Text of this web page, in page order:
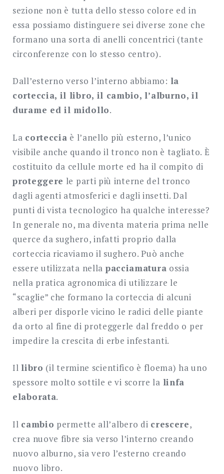
sezione non è tutta dello stesso colore ed in
essa possiamo distinguere sei diverse zone che
formano una sorta di anelli concentrici (tante
circonferenze con lo stesso centro).
Dall’esterno verso l’interno abbiamo: la
corteccia, il libro, il cambio, l’alburno, il
durame ed il midollo.
La corteccia è l’anello più esterno, l’unico
visibile anche quando il tronco non è tagliato. È
costituito da cellule morte ed ha il compito di
proteggere le parti più interne del tronco
dagli agenti atmosferici e dagli insetti. Dal
punti di vista tecnologico ha qualche interesse?
In generale no, ma diventa materia prima nelle
querce da sughero, infatti proprio dalla
corteccia ricaviamo il sughero. Può anche
essere utilizzata nella pacciamatura ossia
nella pratica agronomica di utilizzare le
“scaglie” che formano la corteccia di alcuni
alberi per disporle vicino le radici delle piante
da orto al fine di proteggerle dal freddo o per
impedire la crescita di erbe infestanti.
Il libro (il termine scientifico è floema) ha uno
spessore molto sottile e vi scorre la linfa
elaborata.
Il cambio permette all’albero di crescere,
crea nuove fibre sia verso l’interno creando
nuovo alburno, sia vero l’esterno creando
nuovo libro.